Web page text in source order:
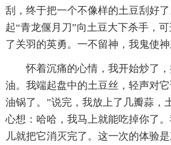
刮，终于把一个不像样的土豆刮好
起“青龙偃月刀”向土豆大下杀手，
了关羽的英勇。一不留神，我鬼使神
怀着沉痛的心情，我开始炒了
油。我端起盘中的土豆丝，轻声对
油锅了。”说完，我放上了几瓣蒜，
心想：哈哈，我马上就能吃掉你了
儿就把它消灭完了。这一次的体验是